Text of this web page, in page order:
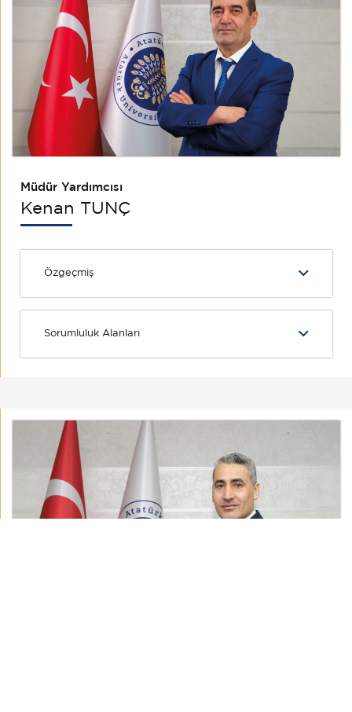
Müdür Yardımcısı
Kenan TUNÇ
Özgeçmiş
Sorumluluk Alanları